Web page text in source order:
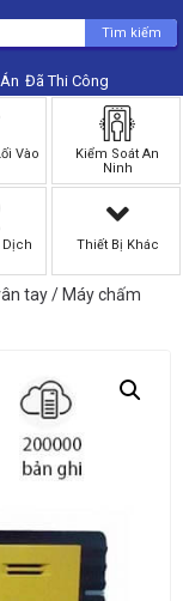
Tìm kiếm
Vào
Kiểm Soát An
Ninh
Dịch Thiết Bị Khác
tay/ Máy chấm